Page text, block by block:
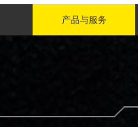
产品与服务